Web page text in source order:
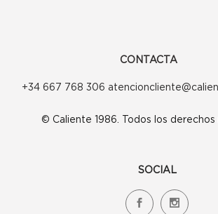
CONTACTA
+34 667 768 306
© Caliente 1986. Todos los derechos
SOCIAL